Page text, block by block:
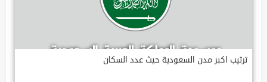
ترتيب اكبر مدن السعودية حيث عدد السكان